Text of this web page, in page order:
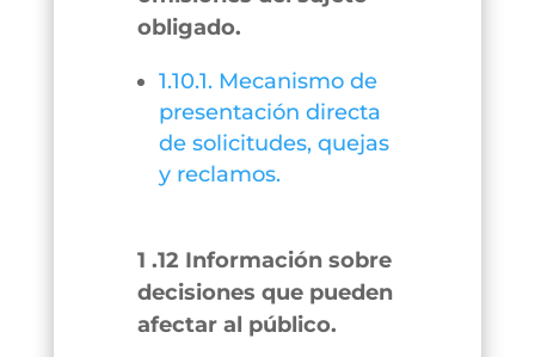
obligado.
1.10.1. Mecanismo de
presentación directa
de solicitudes, quejas
y reclamos.
1 .12 Información sobre
decisiones que pueden
afectar al público.